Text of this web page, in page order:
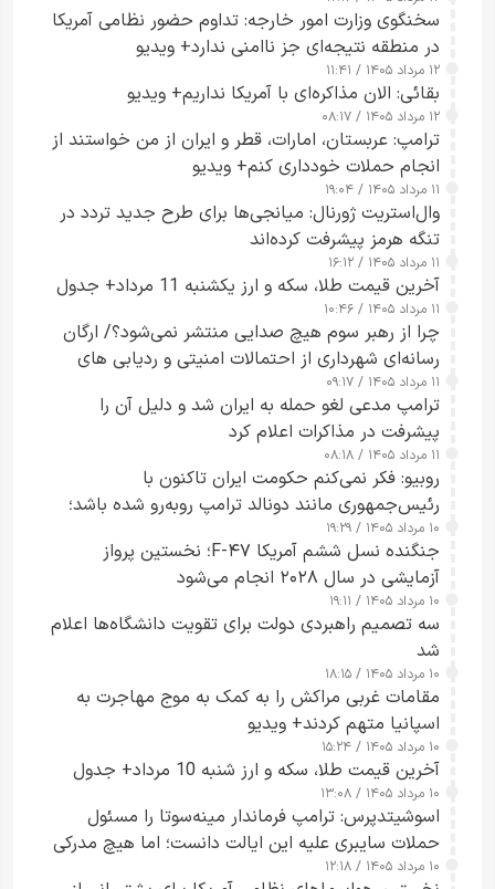
سخنگوی وزارت امور خارجه: تداوم حضور نظامی آمریکا
در منطقه نتیجه‌ای جز ناامنی ندارد+ ویدیو
۱۲ مرداد ۱۴۰۵ / ۱۱:۴۱
بقائی: الان مذاکره‌ای با آمریکا نداریم+ ویدیو
۱۲ مرداد ۱۴۰۵ / ۰۸:۱۷
ترامپ: عربستان، امارات، قطر و ایران از من خواستند از
انجام حملات خودداری کنم+ ویدیو
۱۱ مرداد ۱۴۰۵ / ۱۹:۰۴
وال‌استریت ژورنال: میانجی‌ها برای طرح جدید تردد در
تنگه هرمز پیشرفت کرده‌اند
۱۱ مرداد ۱۴۰۵ / ۱۶:۱۲
آخرین قیمت طلا، سکه و ارز یکشنبه 11 مرداد+ جدول
۱۱ مرداد ۱۴۰۵ / ۱۰:۴۶
چرا از رهبر سوم هیچ صدایی منتشر نمی‌شود؟/ ارگان
رسانه‌ای شهرداری از احتمالات امنیتی و ردیابی های
جاسوسی گفت
۱۱ مرداد ۱۴۰۵ / ۰۹:۱۷
ترامپ مدعی لغو حمله به ایران شد و دلیل آن را
پیشرفت در مذاکرات اعلام کرد
۱۱ مرداد ۱۴۰۵ / ۰۸:۱۸
روبیو: فکر نمی‌کنم حکومت ایران تاکنون با
رئیس‌جمهوری مانند دونالد ترامپ روبه‌رو شده باشد؛
کسی که واقعاً دست به اقدام می‌زند
۱۰ مرداد ۱۴۰۵ / ۱۹:۲۹
جنگنده نسل ششم آمریکا F-۴۷؛ نخستین پرواز
آزمایشی در سال ۲۰۲۸ انجام می‌شود
۱۰ مرداد ۱۴۰۵ / ۱۹:۱۱
سه تصمیم راهبردی دولت برای تقویت دانشگاه‌ها اعلام
شد
۱۰ مرداد ۱۴۰۵ / ۱۸:۱۵
مقامات غربی مراکش را به کمک به موج مهاجرت به
اسپانیا متهم کردند+ ویدیو
۱۰ مرداد ۱۴۰۵ / ۱۵:۲۴
آخرین قیمت طلا، سکه و ارز شنبه 10 مرداد+ جدول
۱۰ مرداد ۱۴۰۵ / ۱۳:۰۸
اسوشیتدپرس: ترامپ فرماندار مینه‌سوتا را مسئول
حملات سایبری علیه این ایالت دانست؛ اما هیچ مدرکی
ارائه نکرد
۱۰ مرداد ۱۴۰۵ / ۱۲:۱۸